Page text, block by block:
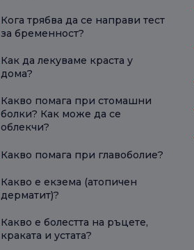
Кога трябва да се направи тест
за бременност?
Как да лекуваме краста у
дома?
Какво помага при стомашни
болки? Как може да се
облекчи?
Какво помага при главоболие?
Какво е екзема (атопичен
дерматит)?
Какво е болестта на ръцете,
краката и устата?